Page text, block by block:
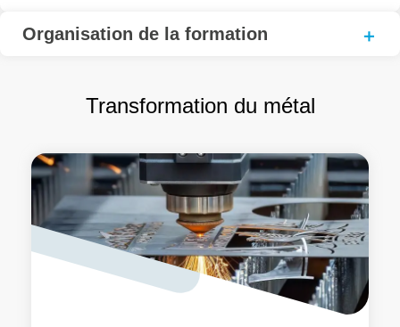
Organisation de la formation
Transformation du métal